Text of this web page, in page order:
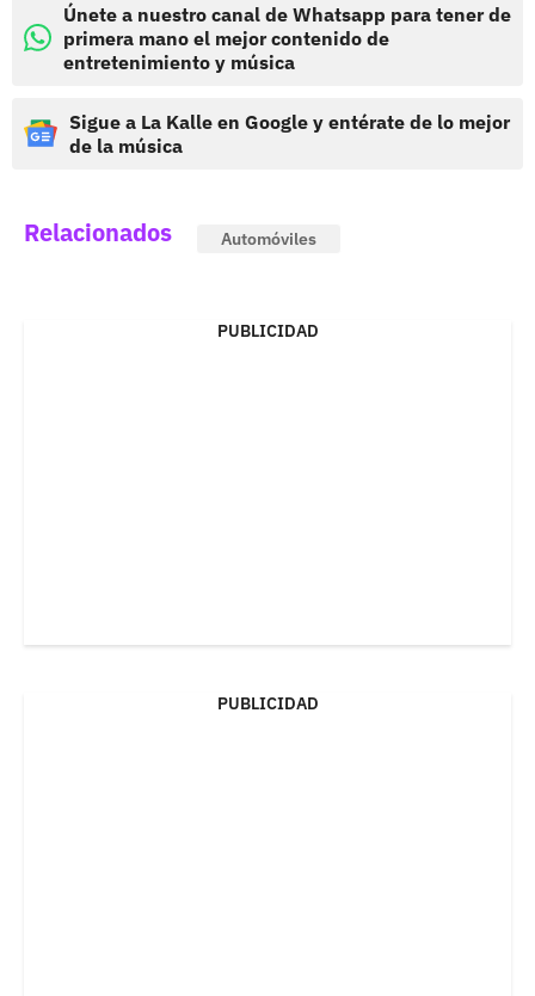
Únete a nuestro canal de Whatsapp para tener de
primera mano el mejor contenido de
entretenimiento y música
Sigue a La Kalle en Google y entérate de lo mejor
de la música
Relacionados Automóviles
PUBLICIDAD
PUBLICIDAD